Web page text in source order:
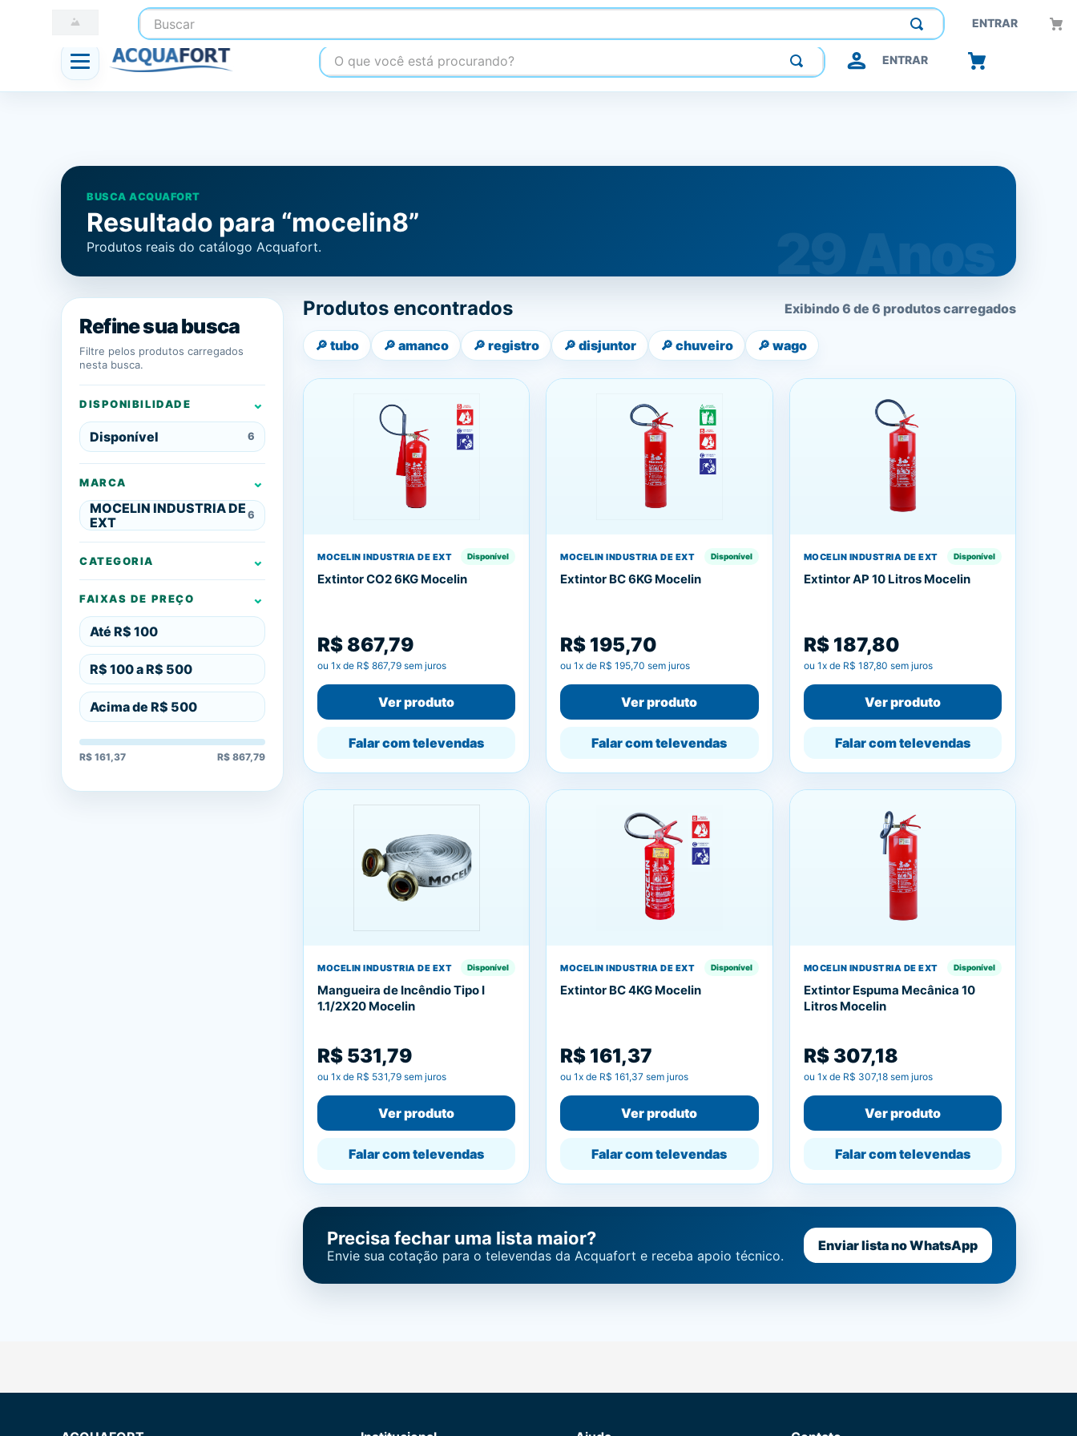
Buscar ENTRAR
☎ (41) 3247-1199 Construindo confiança, inovando o futuro.
O que você está procurando? ENTRAR
BUSCA ACQUAFORT
Resultado para “mocelin8”
Produtos reais do catálogo Acquafort.
Refine sua busca
Filtre pelos produtos carregados
nesta busca.
DISPONIBILIDADE
Disponível 6
MARCA
MOCELIN INDUSTRIA DE
EXT
6
CATEGORIA
FAIXAS DE PREÇO
Até R$ 100
R$ 100 a R$ 500
Acima de R$ 500
R$ 161,37 R$ 867,79
Produtos encontrados Exibindo 6 de 6 produtos carregados
🔎 tubo 🔎 amanco 🔎 registro 🔎 disjuntor 🔎 chuveiro 🔎 wago
MOCELIN INDUSTRIA DE EXT Disponível
Extintor CO2 6KG Mocelin
R$ 867,79
ou 1x de R$ 867,79 sem juros
Ver produto
Falar com televendas
MOCELIN INDUSTRIA DE EXT Disponível
Extintor BC 6KG Mocelin
R$ 195,70
ou1x de R$ 195,70 sem juros
Ver produto
Falar com televendas
MOCELIN INDUSTRIA DE EXT Disponível
Extintor AP 10 Litros Mocelin
R$ 187,80
ou 1x de R$ 187,80 sem juros
Ver produto
Falar com televendas
MOCELIN INDUSTRIA DE EXT Disponível
Mangueira de Incêndio Tipo I
1.1/2X20 Mocelin
R$ 531,79
ou 1x de R$ 531,79 sem juros
Ver produto
Falar com televendas
MOCELIN INDUSTRIA DE EXT Disponível
Extintor BC 4KG Mocelin
R$ 161,37
ou1x de R$ 161,37 sem juros
Ver produto
Falar com televendas
MOCELIN INDUSTRIA DE EXT Disponível
Extintor Espuma Mecânica 10
Litros Mocelin
R$ 307,18
ou 1x de R$ 307,18sem juros
Ver produto
Falar com televendas
Precisa fechar uma lista maior?
Envie sua cotação para o televendas da Acquafort e receba apoio técnico.
Enviar lista no WhatsApp